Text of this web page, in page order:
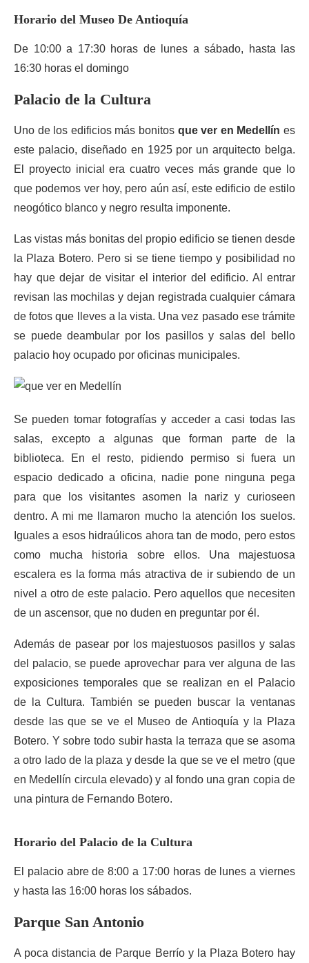
Horario del Museo De Antioquía
De 10:00 a 17:30 horas de lunes a sábado, hasta las
16:30 horas el domingo
Palacio de la Cultura
Uno de los edificios más bonitos que ver en Medellín es
este palacio, diseñado en 1925 por un arquitecto belga.
El proyecto inicial era cuatro veces más grande que lo
que podemos ver hoy, pero aún así, este edificio de estilo
neogótico blanco y negro resulta imponente.
Las vistas más bonitas del propio edificio se tienen desde
la Plaza Botero. Pero si se tiene tiempo y posibilidad no
hay que dejar de visitar el interior del edificio. Al entrar
revisan las mochilas y dejan registrada cualquier cámara
de fotos que lleves a la vista. Una vez pasado ese trámite
se puede deambular por los pasillos y salas del bello
palacio hoy ocupado por oficinas municipales.
Se pueden tomar fotografías y acceder a casi todas las
salas, excepto a algunas que forman parte de la
biblioteca. En el resto, pidiendo permiso si fuera un
espacio dedicado a oficina, nadie pone ninguna pega
para que los visitantes asomen la nariz y curioseen
dentro. A mi me llamaron mucho la atención los suelos.
Iguales a esos hidraúlicos ahora tan de modo, pero estos
como mucha historia sobre ellos. Una majestuosa
escalera es la forma más atractiva de ir subiendo de un
nivel a otro de este palacio. Pero aquellos que necesiten
de un ascensor, que no duden en preguntar por él.
Además de pasear por los majestuosos pasillos y salas
del palacio, se puede aprovechar para ver alguna de las
exposiciones temporales que se realizan en el Palacio
de la Cultura. También se pueden buscar la ventanas
desde las que se ve el Museo de Antioquía y la Plaza
Botero. Y sobre todo subir hasta la terraza que se asoma
a otro lado de la plaza y desde la que se ve el metro (que
en Medellín circula elevado) y al fondo una gran copia de
una pintura de Fernando Botero.
Horario del Palacio de la Cultura
El palacio abre de 8:00 a 17:00 horas de lunes a viernes
y hasta las 16:00 horas los sábados.
Parque San Antonio
A poca distancia de Parque Berrío y la Plaza Botero hay